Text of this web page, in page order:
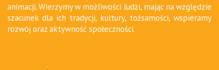
animacji. Wierzymy w możliwości ludzi, mając na względzie
szacunek dla ich tradycji, kultury, tożsamości, wspieramy
rozwój oraz aktywność społeczności.